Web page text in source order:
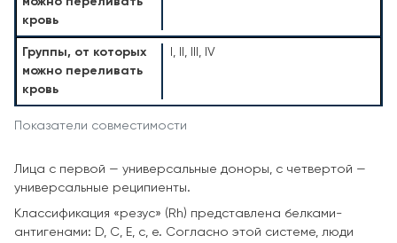
Показатели совместимости
I, II, III, IV
Лица с первой — универсальные доноры, с четвертой —
универсальные реципиенты.
Классификация «резус» (Rh) представлена белками-
антигенами: D, C, E, c, e. Согласно этой системе, люди